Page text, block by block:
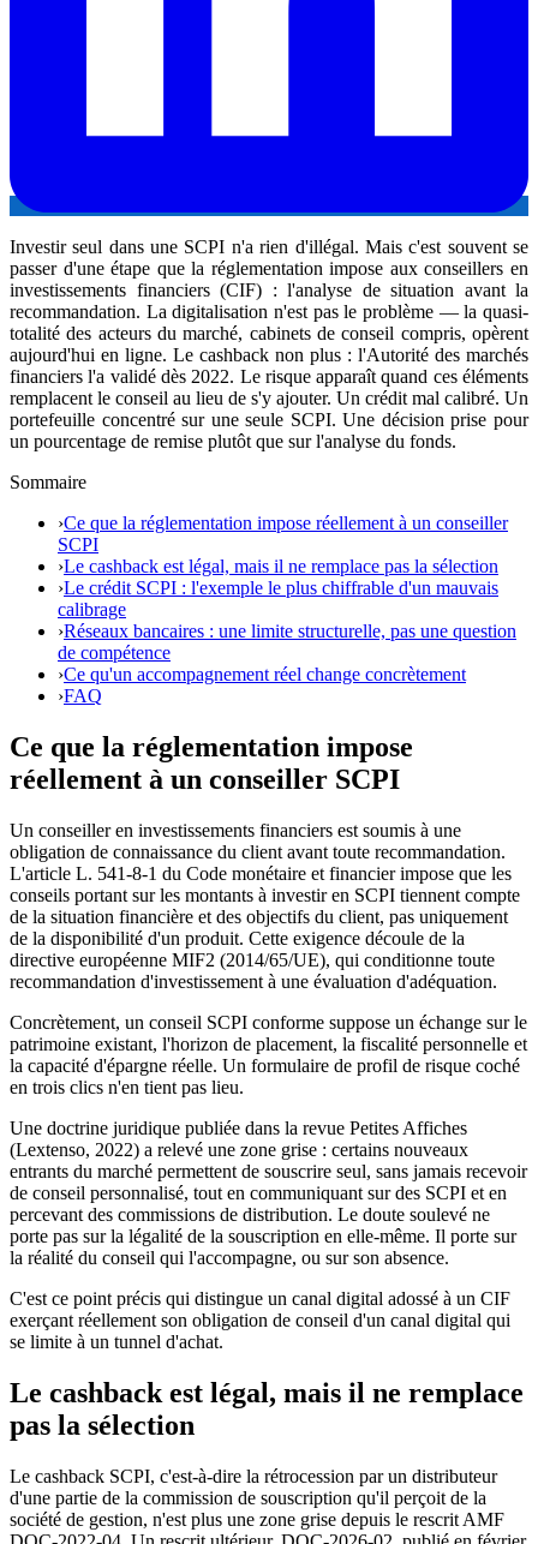
Investir seul dans une SCPI n'a rien d'illégal. Mais c'est souvent se
passer d'une étape que la réglementation impose aux conseillers en
investissements financiers (CIF) : l'analyse de situation avant la
recommandation. La digitalisation n'est pas le problème — la quasi-
totalité des acteurs du marché, cabinets de conseil compris, opèrent
aujourd'hui en ligne. Le cashback non plus : l'Autorité des marchés
financiers l'a validé dès 2022. Le risque apparaît quand ces éléments
remplacent le conseil au lieu de s'y ajouter. Un crédit mal calibré. Un
portefeuille concentré sur une seule SCPI. Une décision prise pour
un pourcentage de remise plutôt que sur l'analyse du fonds.
Sommaire
›Ce que la réglementation impose réellement à un conseiller
SCPI
›Le cashback est légal, mais il ne remplace pas la sélection
›Le crédit SCPI : l'exemple le plus chiffrable d'un mauvais
calibrage
›Réseaux bancaires : une limite structurelle, pas une question
de compétence
›Ce qu'un accompagnement réel change concrètement
›FAQ
Ce que la réglementation impose
réellement à un conseiller SCPI
Un conseiller en investissements financiers est soumis à une
obligation de connaissance du client avant toute recommandation.
L'article L. 541-8-1 du Code monétaire et financier impose que les
conseils portant sur les montants à investir en SCPI tiennent compte
de la situation financière et des objectifs du client, pas uniquement
de la disponibilité d'un produit. Cette exigence découle de la
directive européenne MIF2 (2014/65/UE), qui conditionne toute
recommandation d'investissement à une évaluation d'adéquation.
Concrètement, un conseil SCPI conforme suppose un échange sur le
patrimoine existant, l'horizon de placement, la fiscalité personnelle et
la capacité d'épargne réelle. Un formulaire de profil de risque coché
en trois clics n'en tient pas lieu.
Une doctrine juridique publiée dans la revue Petites Affiches
(Lextenso, 2022) a relevé une zone grise : certains nouveaux
entrants du marché permettent de souscrire seul, sans jamais recevoir
de conseil personnalisé, tout en communiquant sur des SCPI et en
percevant des commissions de distribution. Le doute soulevé ne
porte pas sur la légalité de la souscription en elle-même. Il porte sur
la réalité du conseil qui l'accompagne, ou sur son absence.
C'est ce point précis qui distingue un canal digital adossé à un CIF
exerçant réellement son obligation de conseil d'un canal digital qui
se limite à un tunnel d'achat.
Le cashback est légal, mais il ne remplace
pas la sélection
Le cashback SCPI, c'est-à-dire la rétrocession par un distributeur
d'une partie de la commission de souscription qu'il perçoit de la
société de gestion, n'est plus une zone grise depuis le rescrit AMF